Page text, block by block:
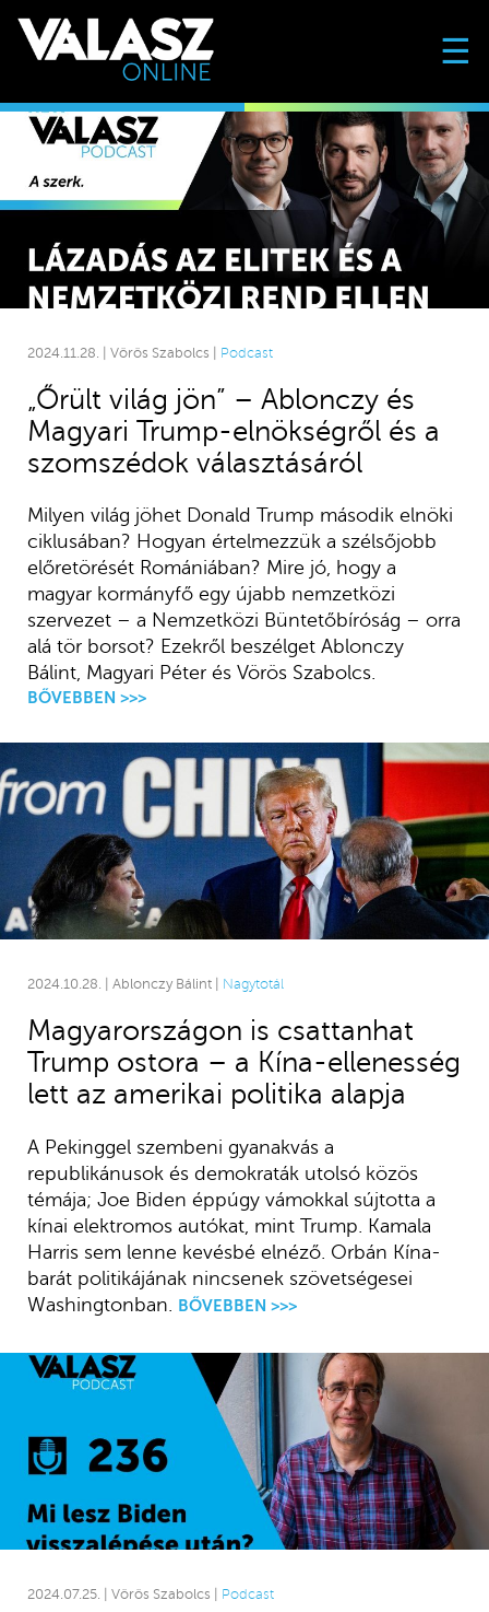
☰
2024.11.28. | Vörös Szabolcs | Podcast
„Őrült világ jön” – Ablonczy és
Magyari Trump-elnökségről és a
szomszédok választásáról
Milyen világ jöhet Donald Trump második elnöki
ciklusában? Hogyan értelmezzük a szélsőjobb
előretörését Romániában? Mire jó, hogy a
magyar kormányfő egy újabb nemzetközi
szervezet – a Nemzetközi Büntetőbíróság – orra
alá tör borsot? Ezekről beszélget Ablonczy
Bálint, Magyari Péter és Vörös Szabolcs.
BŐVEBBEN >>>
2024.10.28. | Ablonczy Bálint | Nagytotál
Magyarországon is csattanhat
Trump ostora – a Kína-ellenesség
lett az amerikai politika alapja
A Pekinggel szembeni gyanakvás a
republikánusok és demokraták utolsó közös
témája; Joe Biden éppúgy vámokkal sújtotta a
kínai elektromos autókat, mint Trump. Kamala
Harris sem lenne kevésbé elnéző. Orbán Kína-
barát politikájának nincsenek szövetségesei
Washingtonban. BŐVEBBEN >>>
2024.07.25. | Vörös Szabolcs | Podcast